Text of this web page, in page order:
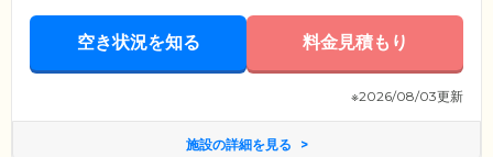
空き状況を知る 料金見積もり
※2026/08/03更新
施設の詳細を見る